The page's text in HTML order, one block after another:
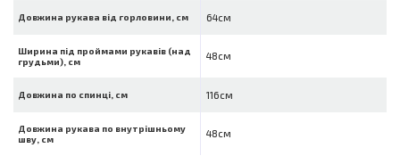
Довжина рукава від горловини, см 64см
Ширина під проймами рукавів (над
грудьми), см
48см
Довжина по спинці, см 116см
Довжина рукава по внутрішньому
шву, см
48см